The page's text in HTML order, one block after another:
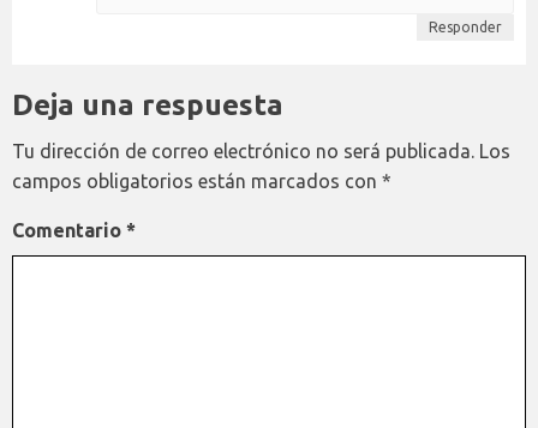
Responder
Deja una respuesta
Tu dirección de correo electrónico no será publicada. Los
campos obligatorios están marcados con *
Comentario *